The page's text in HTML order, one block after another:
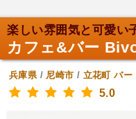
楽しい雰囲気と可愛い
カフェ&バー
兵庫県/ 尼崎市 / 立花町 バー
5.0